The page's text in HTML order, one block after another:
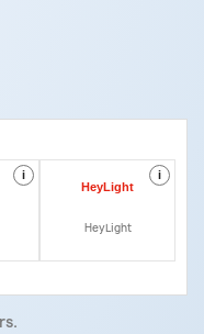
i i
HeyLight